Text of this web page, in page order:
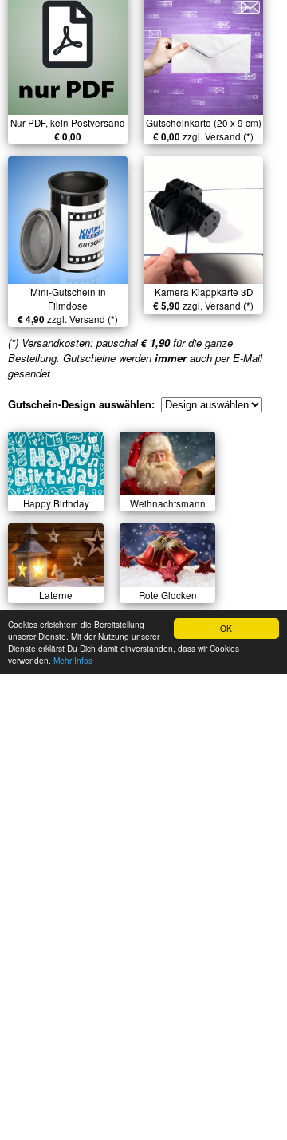
OK
Cookies erleichtern die Bereitstellung
unserer Dienste. Mit der Nutzung unserer
Dienste erklärst Du Dich damit einverstanden, dass wir Cookies
verwenden. Mehr Infos
Nur PDF, kein Postversand
€ 0,00
Gutscheinkarte (20 x 9 cm)
€ 0,00 zzgl. Versand (*)
Mini-Gutschein in
Filmdose
€ 4,90 zzgl. Versand (*)
Kamera Klappkarte 3D
€ 5,90 zzgl. Versand (*)
(*) Versandkosten: pauschal€ 1,90für die ganze
Bestellung. Gutscheine werden immerauch per E-Mail
gesendet
Gutschein-Design auswählen:
Happy Birthday Weihnachtsmann
Laterne Rote Glocken